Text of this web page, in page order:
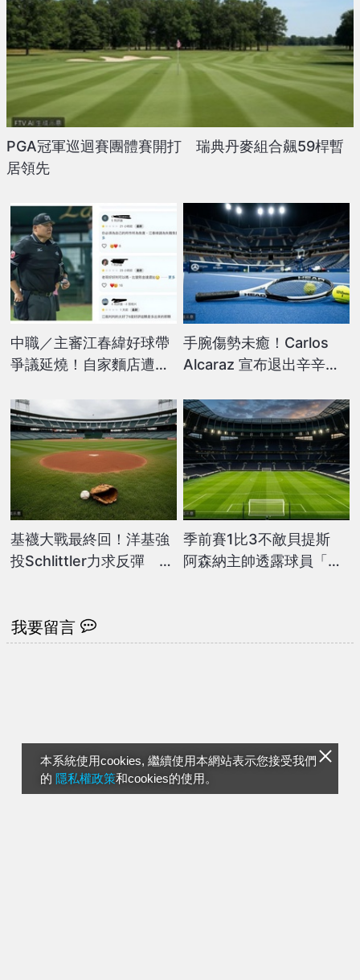
本系統使用cookies, 繼續使用本網站表示您接受我們
的 隱私權政策和cookies的使用。
PGA冠軍巡迴賽團體賽開打 瑞典丹麥組合飆59桿暫
居領先
中職／主審江春緯好球帶
爭議延燒！自家麵店遭不
手腕傷勢未癒！Carlos
Alcaraz 宣布退出辛辛那
基襪大戰最終回！洋基強
投Schlittler力求反彈 迎
季前賽1比3不敵貝提斯
阿森納主帥透露球員「氣
我要留言